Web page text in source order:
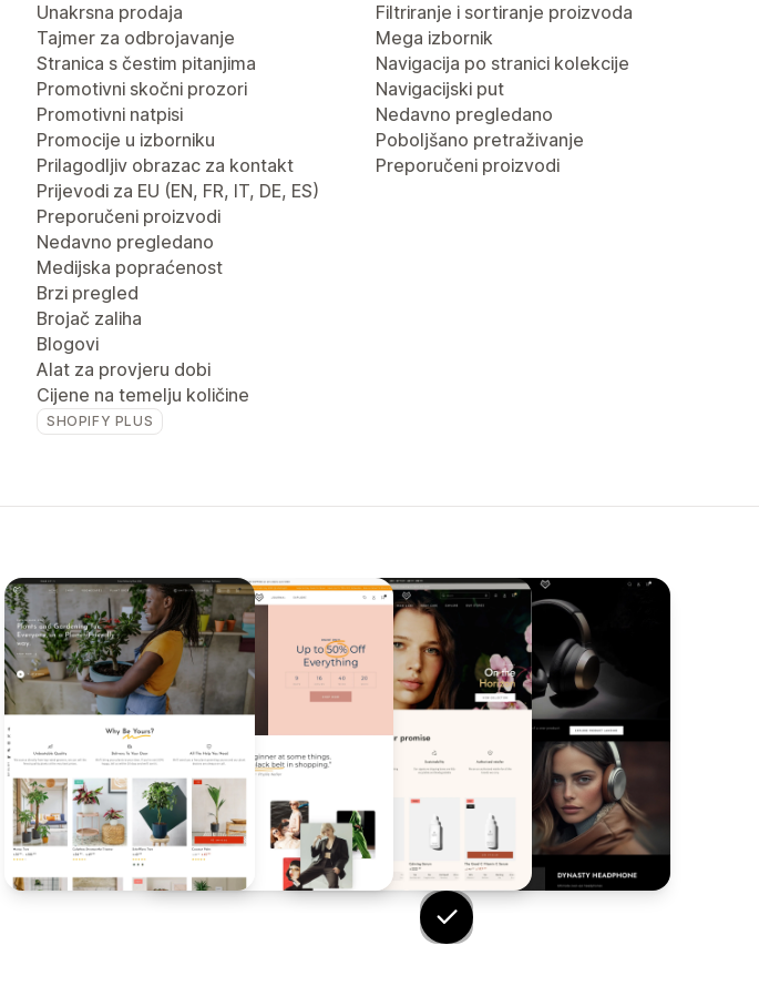
Unakrsna prodaja
Tajmer za odbrojavanje
Stranica s čestim pitanjima
Promotivni skočni prozori
Promotivni natpisi
Promocije u izborniku
Prilagodljiv obrazac za kontakt
Prijevodi za EU (EN, FR, IT, DE, ES)
Preporučeni proizvodi
Nedavno pregledano
Medijska popraćenost
Brzi pregled
Brojač zaliha
Blogovi
Alat za provjeru dobi
Cijene na temelju količine
SHOPIFY PLUS
Filtriranje i sortiranje proizvoda
Mega izbornik
Navigacija po stranici kolekcije
Navigacijski put
Nedavno pregledano
Poboljšano pretraživanje
Preporučeni proizvodi